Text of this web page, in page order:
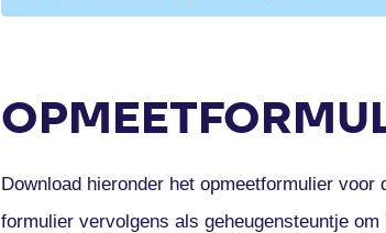
Download hieronder het opmeetformulier voor
formulier vervolgens als geheugensteuntje